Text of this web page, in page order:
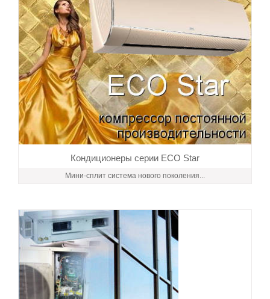
Кондиционеры серии ECO Star
Мини-сплит система нового поколения...